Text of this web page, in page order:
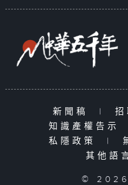
新聞稿 |
知識產權告示
私隱政策
|
其他語
©